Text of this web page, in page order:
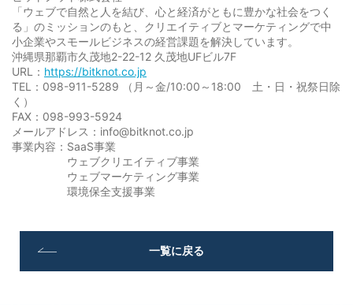
「ウェブで自然と人を結び、心と経済がともに豊かな社会をつく
る」のミッションのもと、クリエイティブとマーケティングで中
小企業やスモールビジネスの経営課題を解決しています。
沖縄県那覇市久茂地2-22-12 久茂地UFビル7F
URL： https://bitknot.co.jp
TEL：098-911-5289 （月～金/10:00～18:00 土・日・祝祭日除
く）
FAX：098-993-5924
メールアドレス：info@bitknot.co.jp
事業内容：SaaS事業
ウェブクリエイティブ事業
ウェブマーケティング事業
環境保全支援事業
一覧に戻る